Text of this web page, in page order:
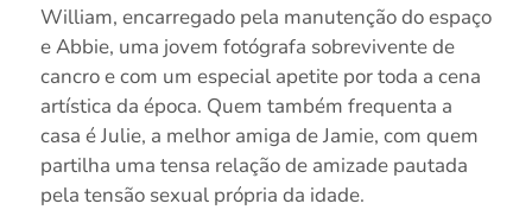
William, encarregado pela manutenção do espaço
e Abbie, uma jovem fotógrafa sobrevivente de
cancro e com um especial apetite por toda a cena
artística da época. Quem também frequenta a
casa é Julie, a melhor amiga de Jamie, com quem
partilha uma tensa relação de amizade pautada
pela tensão sexual própria da idade.